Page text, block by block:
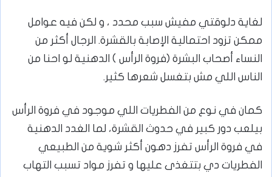
لغاية دلوقتي مفيش سبب محدد ، و لكن فيه عوامل
ممكن تزود احتمالية الإصابة بالقشرة. الرجال أكثر من
النساء أصحاب البشرة (فروة الرأس ) الدهنية لو احنا من
الناس اللي مش بتغسل شعرها كثير.
كمان في نوع من الفطريات اللي موجود في فروة الرأس
بيلعب دور كبير في حدوث القشرة، لما الغدد الدهنية
في فروة الرأس تفرز دهون أكثر شوية من الطبيعي
الفطريات دي بتتغذى عليها و تفرز مواد تسبب التهاب